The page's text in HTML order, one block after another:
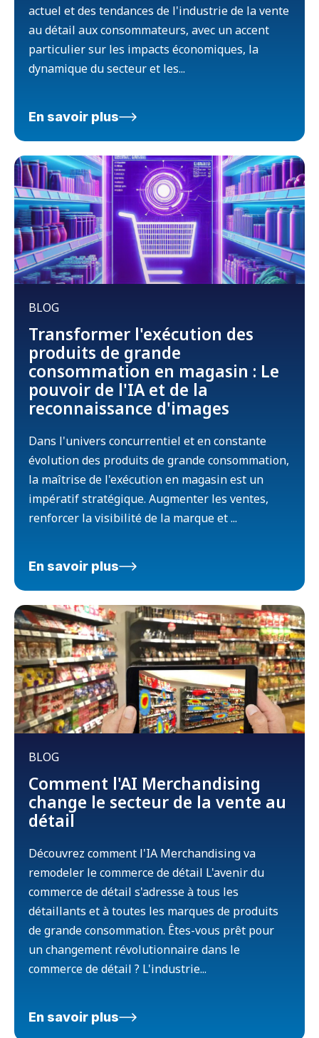
actuel et des tendances de l'industrie de la vente
au détail aux consommateurs, avec un accent
particulier sur les impacts économiques, la
dynamique du secteur et les...
En savoir plus
BLOG
Transformer l'exécution des
produits de grande
consommation en magasin : Le
pouvoir de l'IA et de la
reconnaissance d'images
Dans l'univers concurrentiel et en constante
évolution des produits de grande consommation,
la maîtrise de l'exécution en magasin est un
impératif stratégique. Augmenter les ventes,
renforcer la visibilité de la marque et ...
En savoir plus
BLOG
Comment l'AI Merchandising
change le secteur de la vente au
détail
Découvrez comment l'IA Merchandising va
remodeler le commerce de détail L'avenir du
commerce de détail s'adresse à tous les
détaillants et à toutes les marques de produits
de grande consommation. Êtes-vous prêt pour
un changement révolutionnaire dans le
commerce de détail ? L'industrie...
En savoir plus